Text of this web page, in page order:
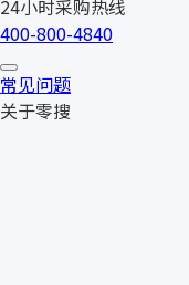
24小时采购热线
400-800-4840
常见问题
关于零搜